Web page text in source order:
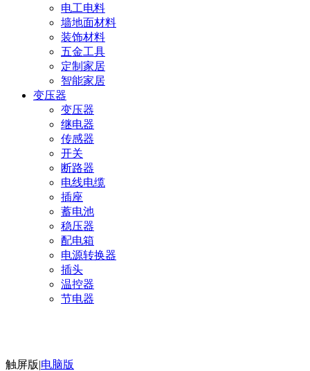
电工电料
墙地面材料
装饰材料
五金工具
定制家居
智能家居
变压器
变压器
继电器
传感器
开关
断路器
电线电缆
插座
蓄电池
稳压器
配电箱
电源转换器
插头
温控器
节电器
触屏版|电脑版